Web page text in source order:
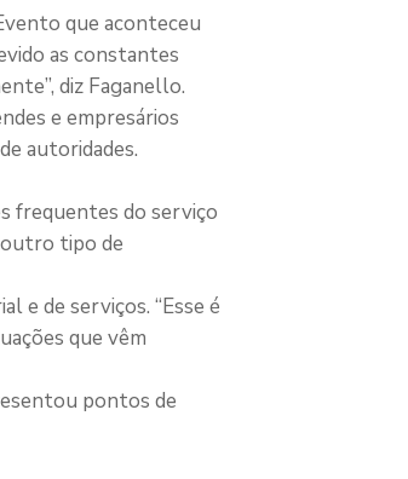
que aconteceu
as constantes
diz Faganello.
e empresários
autoridades.
frequentes do serviço
outro tipo de
e de serviços. “Esse é
que vêm
pontos de